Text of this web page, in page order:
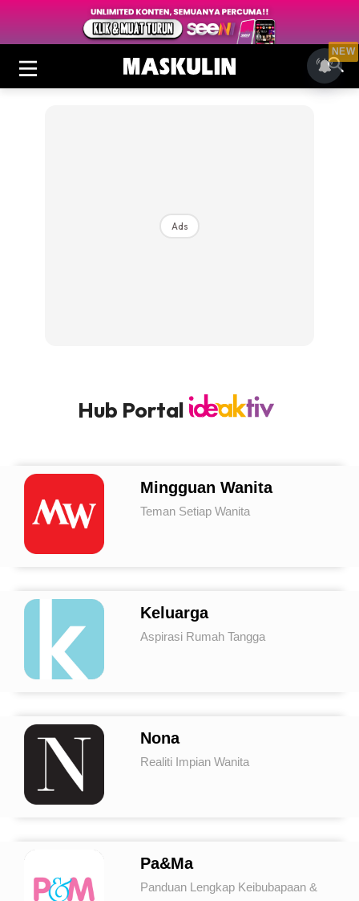
Ads
Hub Portal
Mingguan Wanita
Teman Setiap Wanita
Keluarga
Aspirasi Rumah Tangga
Nona
Realiti Impian Wanita
Pa&Ma
Panduan Lengkap Keibubapaan &
NEW